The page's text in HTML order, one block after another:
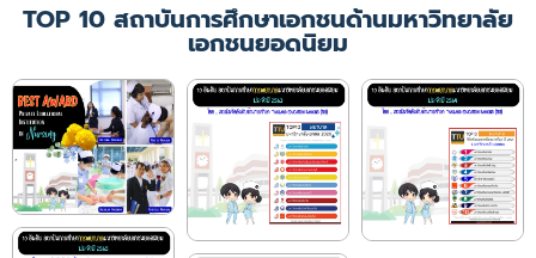
TOP 10 สถาบันการศึกษาเอกชนด้านมหาวิทยาลัย
เอกชนยอดนิยม